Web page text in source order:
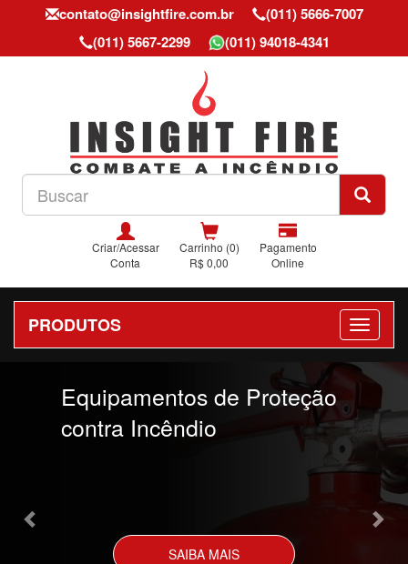
contato@insightfire.com.br
(011) 5666-7007
(011) 5667-2299
(011) 94018-4341
Criar/Acessar
Conta
Carrinho (0)
R$ 0,00
Pagamento
Online
PRODUTOS
Equipamentos de Proteção
contra Incêndio
SAIBA MAIS